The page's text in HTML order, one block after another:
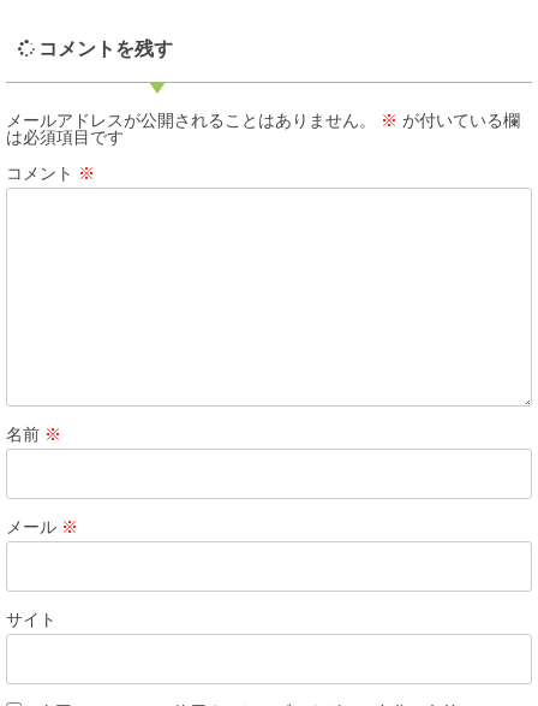
コメントを残す
メールアドレスが公開されることはありません。 ※ が付いている欄
は必須項目です
コメント ※
名前 ※
メール ※
サイト